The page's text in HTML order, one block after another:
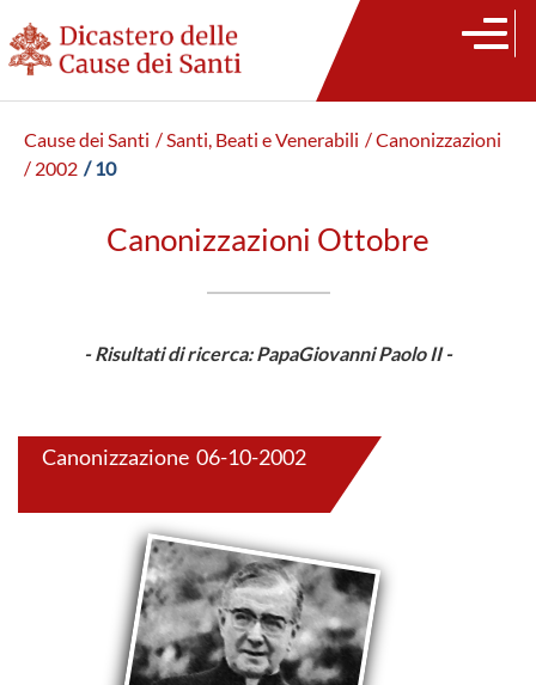
Cause dei Santi / Santi, Beati e Venerabili / Canonizzazioni
/ 2002 / 10
Canonizzazioni Ottobre
- Risultati di ricerca: PapaGiovanni Paolo II -
Canonizzazione 06-10-2002